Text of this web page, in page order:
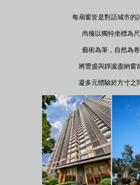
每扇窗皆是對話城市的
尚臻以獨特坐標為尺
藝術為筆，自然為卷
將豐盛與靜謐盡納窗
凝多元體驗於方寸之